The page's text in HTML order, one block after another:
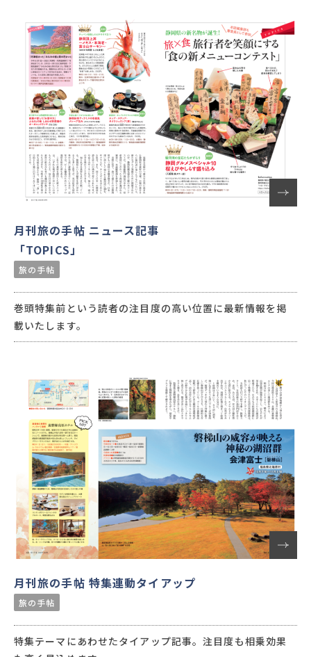
月刊旅の手帖 ニュース記事
「TOPICS」
旅の手帖
巻頭特集前という読者の注目度の高い位置に最新情報を掲
載いたします。
月刊旅の手帖 特集連動タイアップ
旅の手帖
特集テーマにあわせたタイアップ記事。注目度も相乗効果